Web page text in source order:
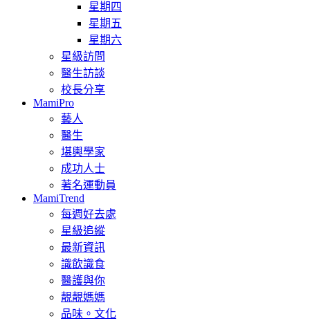
星期四
星期五
星期六
星級訪問
醫生訪談
校長分享
MamiPro
藝人
醫生
堪輿學家
成功人士
著名運動員
MamiTrend
每週好去處
星級追縱
最新資訊
識飲識食
醫護與你
靚靚媽媽
品味。文化